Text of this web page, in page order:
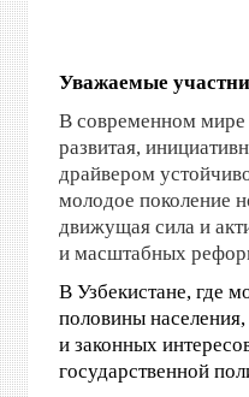
Уважаемые
В современном мире
развитая,
драйвером
молодое поколение
движущая сила и
и масштабных
В Узбекистане, где
половины
и законных
государственной